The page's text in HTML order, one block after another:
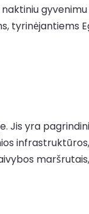
tyrinėjantiems
Jis yra